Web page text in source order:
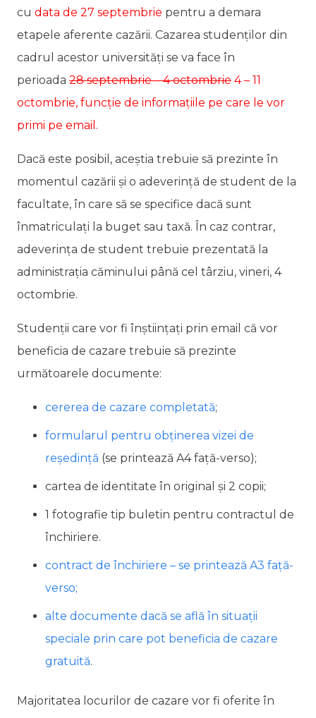
cu data de 27 septembrie pentru a demara
etapele aferente cazării. Cazarea studenților din
cadrul acestor universități se va face în
perioada 28 septembrie – 4 octombrie 4 – 11
octombrie, funcție de informațiile pe care le vor
primi pe email .
Dacă este posibil, aceștia trebuie să prezinte în
momentul cazării și o adeverință de student de la
facultate, în care să se specifice dacă sunt
înmatriculați la buget sau taxă. În caz contrar,
adeverința de student trebuie prezentată la
administrația căminului până cel târziu, vineri, 4
octombrie.
Studenții care vor fi înștiințați prin email că vor
beneficia de cazare trebuie să prezinte
următoarele documente:
cererea de cazare completată;
formularul pentru obținerea vizei de
reședință (se printează A4 față-verso);
cartea de identitate în original și 2 copii;
1 fotografie tip buletin pentru contractul de
închiriere.
contract de închiriere – se printează A3 față-
verso;
alte documente dacă se află în situații
speciale prin care pot beneficia de cazare
gratuită.
Majoritatea locurilor de cazare vor fi oferite în